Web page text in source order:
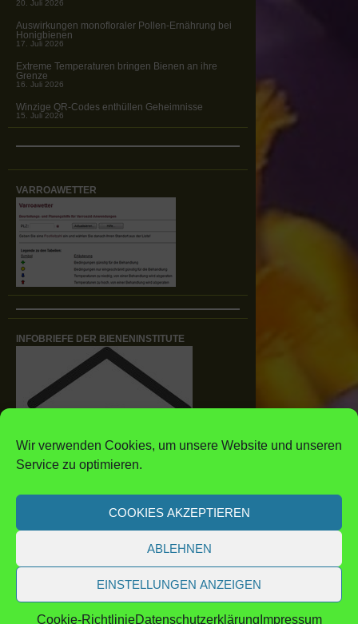
Wir verwenden Cookies, um unsere Website und unseren
Service zu optimieren.
COOKIES AKZEPTIEREN
ABLEHNEN
EINSTELLUNGEN ANZEIGEN
Cookie-RichtlinieDatenschutz­erklärung Impressum
20. Juli 2026
Auswirkungen monofloraler Pollen-Ernährung bei
Honigbienen
17. Juli 2026
Extreme Temperaturen bringen Bienen an ihre
Grenze
16. Juli 2026
Winzige QR-Codes enthüllen Geheimnisse
15. Juli 2026
VARROAWETTER
INFOBRIEFE DER BIENENINSTITUTE
Imkerverband Rheinland